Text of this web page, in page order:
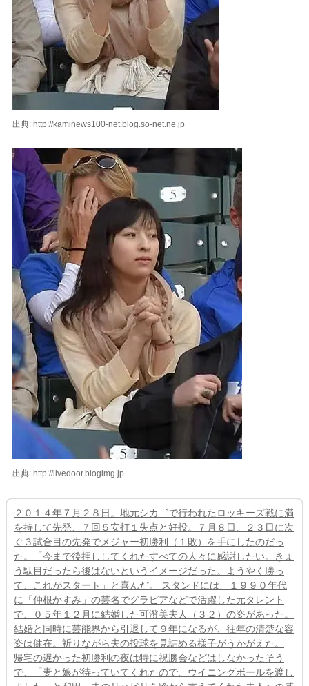
出典: http://kaminews100-net.blog.so-net.ne.jp
出典: http://livedoor.blogimg.jp
２０１４年７月２８日。地元シカゴで行われたロッキーズ戦に満
を持して先発、７回５安打１失点と好投。７月８日、２３日に次
ぐ３試合目の先発でメジャー初勝利（１敗）を手にしたのだっ
た。「今まで後押ししてくれたすべての人々に感謝したい。きょ
う駄目だったら後はないというイメージだった。ようやく勝っ
て、これがスタート」と喜んだ。 スタンドには、１９９０年代
に「仲根かすみ」の芸名でグラビアなどで活躍した元タレント
で、０５年１２月に結婚した可澄美夫人（３２）の姿があった。
結婚と同時に芸能界から引退して９年になるが、往年の清楚な容
姿は健在。祈りながら夫の投球を見詰める様子がうかがえた。
帰宅の遅かった初勝利の夜は特に祝勝会などはしなかったそう
で、「妻と娘が待っていてくれたので、ウイニングボールを渡し